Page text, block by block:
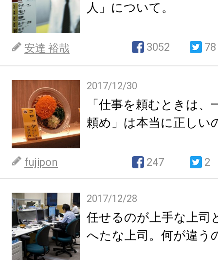
人」について。
安達 裕哉 3052 78
2017/12/30
「仕事を頼むときは、
頼め」は本当に正しい
fujipon 247 2
2017/12/28
任せるのが上手な上司
へたな上司。何が違う